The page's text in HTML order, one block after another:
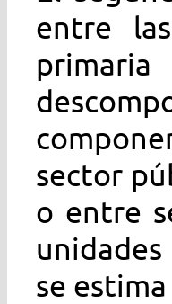
entre
sector
o entre
se